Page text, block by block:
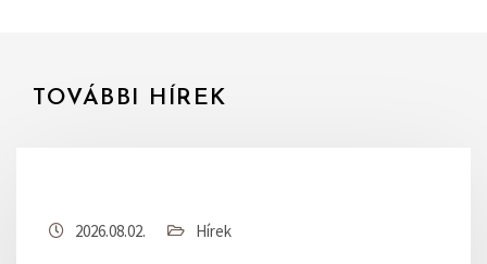
TOVÁBBI HÍREK
2026.08.02. Hírek